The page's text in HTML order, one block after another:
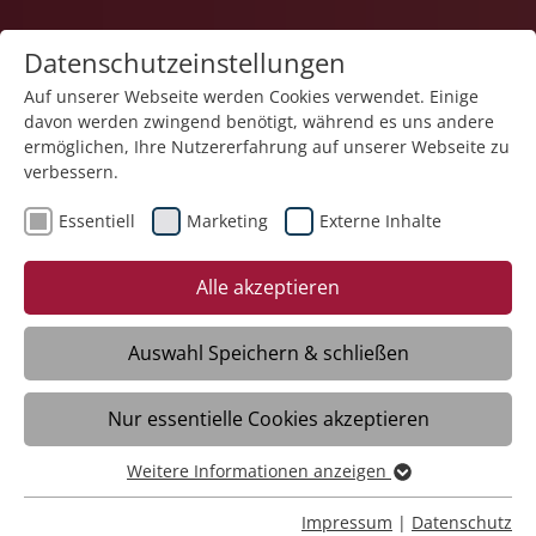
Sitemap
Home
Geschäftsbereiche
Überblick
Bildung
Bildung Startseite
Angebote
Schulische Bildung
Datenschutzeinstellungen
Auf unserer Webseite werden Cookies verwendet. Einige
davon werden zwingend benötigt, während es uns andere
ermöglichen, Ihre Nutzererfahrung auf unserer Webseite zu
verbessern.
Essentiell Marketing Externe Inhalte
Alle akzeptieren
Auswahl Speichern & schließen
Nur essentielle Cookies akzeptieren
Essentiell
Essentielle Cookies werden für grundlegende Funktionen
Weitere Informationen anzeigen
Impressum | Datenschutz